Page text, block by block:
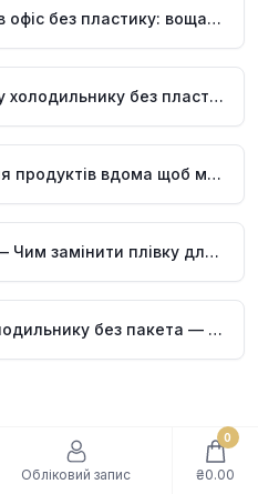
Як запакувати сендвіч в офіс без пластику: вощанка 25×25 Uf.Bee
Як зберігати продукти у холодильнику без пластику — вощанка 25×25 Uf.Bee
Чим замінити плівку для продуктів вдома щоб менше пакетів — вощанка 25×25 Uf.Bee
Вощанка 25×25 Uf.Bee — Чим замінити плівку для продуктів на кухні для багаторазового використання
Як зберігати овочі у холодильнику без пакета — вощанка 25×25 Uf.Bee
Обліковий запис
0
₴0.00